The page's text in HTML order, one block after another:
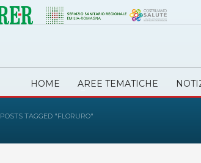
HOME AREE TEMATICHE
POSTS TAGGED "FLORURO"